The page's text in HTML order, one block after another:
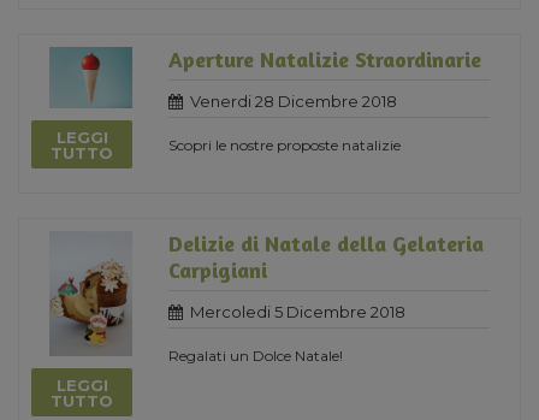
LEGGI
TUTTO
Aperture Natalizie Straordinarie
Venerdi 28 Dicembre 2018
Scopri le nostre proposte natalizie
LEGGI
TUTTO
Delizie di Natale della Gelateria
Carpigiani
Mercoledi 5 Dicembre 2018
Regalati un Dolce Natale!